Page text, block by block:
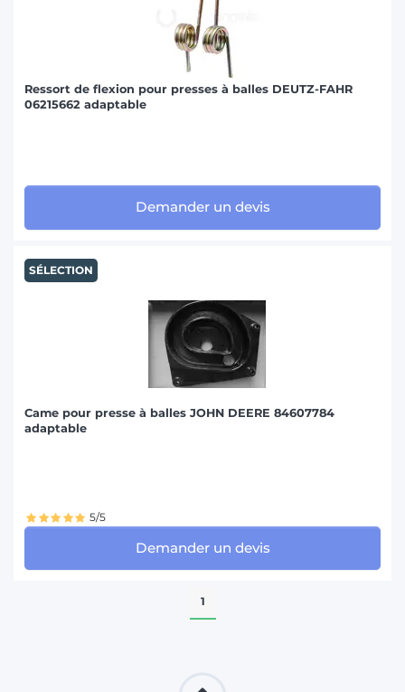
Ressort de flexion pour presses à balles DEUTZ-FAHR
06215662 adaptable
Demander un devis
SÉLECTION
Came pour presse à balles JOHN DEERE 84607784
adaptable
5/5
Demander un devis
1